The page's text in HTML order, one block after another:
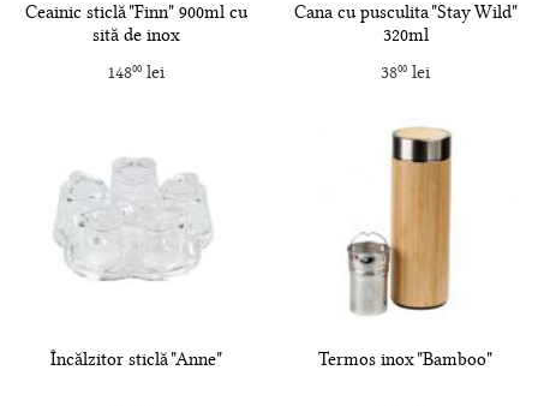
Ceainic sticlă "Finn" 900ml cu
sită de inox
14800 lei
Cana cu pusculita "Stay Wild"
320ml
3800lei
Încălzitor sticlă "Anne" Termos inox "Bamboo"